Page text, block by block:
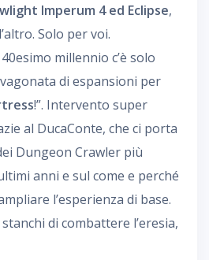
Imperum 4 ed Eclipse,
Solo per voi.
millennio c’è solo
di espansioni per
!”. Intervento super
al DucaConte, che ci porta
Dungeon Crawler più
anni e sul come e perché
l’esperienza di base.
di combattere l’eresia,